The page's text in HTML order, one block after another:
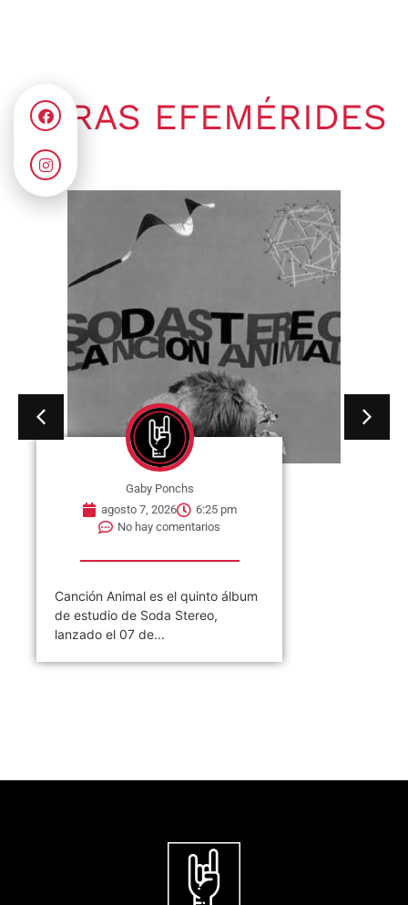
OTRAS EFEMÉRIDES
Gaby Ponchs
agosto 7, 2026
6:25 pm
No hay comentarios
Canción Animal es el quinto álbum
de estudio de Soda Stereo,
lanzado el 07 de...